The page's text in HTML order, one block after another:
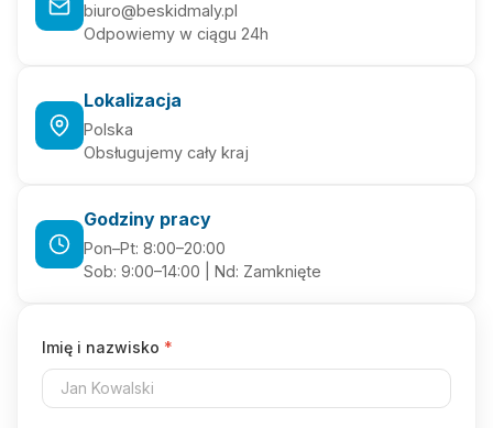
biuro@beskidmaly.pl
Odpowiemy w ciągu 24h
Lokalizacja
Polska
Obsługujemy cały kraj
Godziny pracy
Pon–Pt: 8:00–20:00
Sob: 9:00–14:00 | Nd: Zamknięte
Imię i nazwisko *